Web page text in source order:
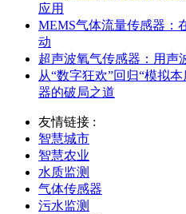
应用
MEMS气体流量传感器：
动
超声波氧气传感器：用声
从“数字狂欢”回归“模拟
器的破局之道
友情链接 :
智慧城市
智慧农业
水质监测
气体传感器
污水监测